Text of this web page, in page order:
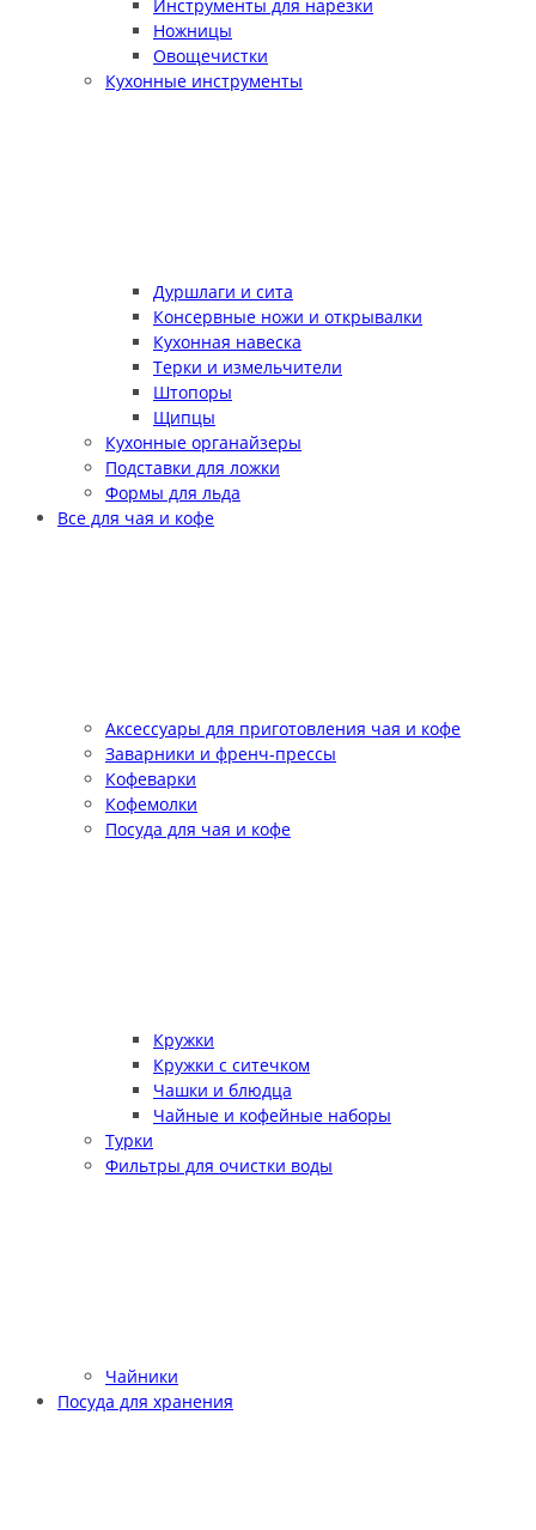
Инструменты для нарезки
Ножницы
Овощечистки
Кухонные инструменты
Дуршлаги и сита
Консервные ножи и открывалки
Кухонная навеска
Терки и измельчители
Штопоры
Щипцы
Кухонные органайзеры
Подставки для ложки
Формы для льда
Все для чая и кофе
Аксессуары для приготовления чая и кофе
Заварники и френч-прессы
Кофеварки
Кофемолки
Посуда для чая и кофе
Кружки
Кружки с ситечком
Чашки и блюдца
Чайные и кофейные наборы
Турки
Фильтры для очистки воды
Чайники
Посуда для хранения